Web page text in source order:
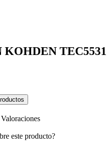
TEC5531
Valoraciones
este producto?